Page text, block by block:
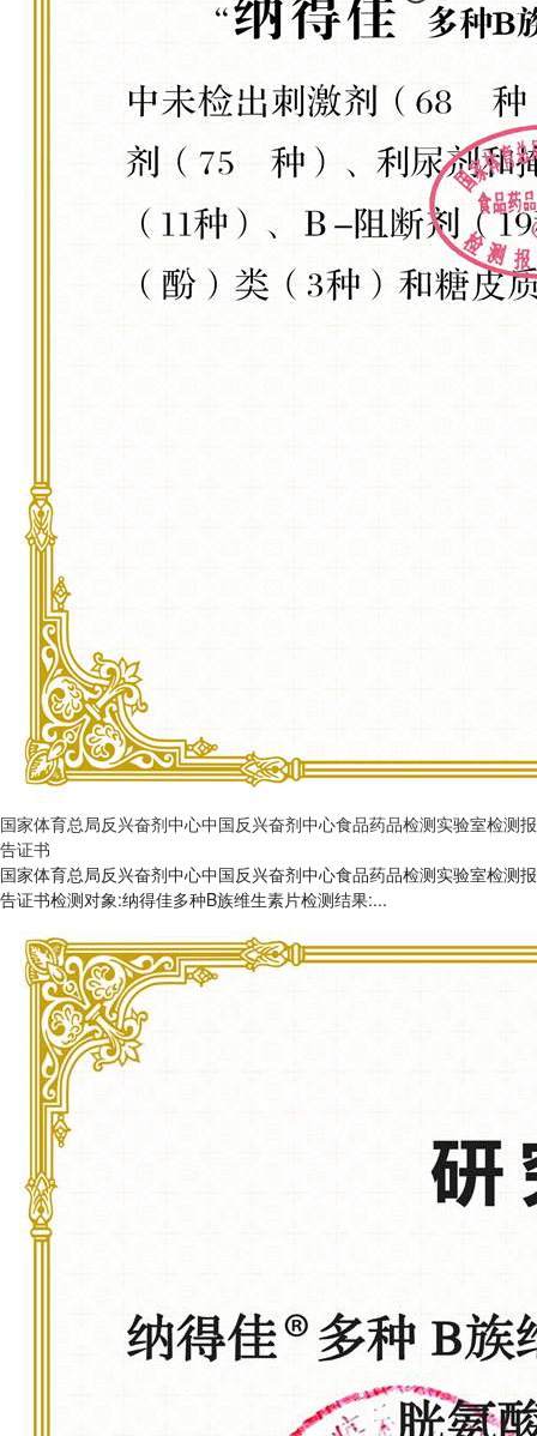
国家体育总局反兴奋剂中心中国反兴奋剂中心食品药品检测实验室检测报
告证书
国家体育总局反兴奋剂中心中国反兴奋剂中心食品药品检测实验室检测报
告证书检测对象:纳得佳多种B族维生素片检测结果:...